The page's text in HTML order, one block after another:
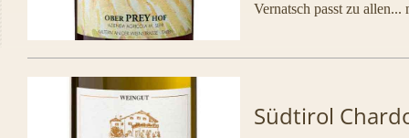
Vernatsch passt zu allen...
Südtirol